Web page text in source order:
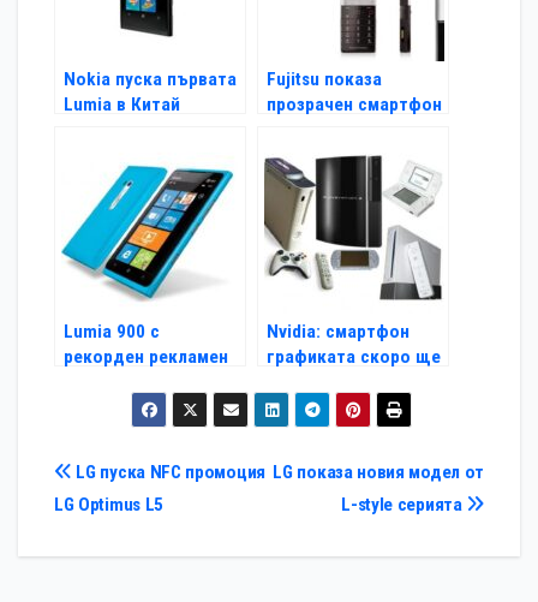
Nokia пуска първата
Lumia в Китай
Fujitsu показа
прозрачен смартфон
Lumia 900 с
рекорден рекламен
Nvidia: смартфон
графиката скоро ще
Навигация
LG показа новия модел от
L-style серията
LG пуска NFC промоция
LG Optimus L5